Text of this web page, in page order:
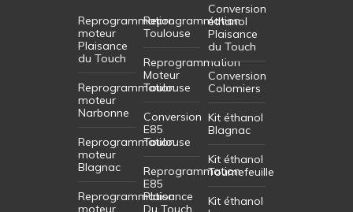
Reprogrammation
moteur
Plaisance
du Touch
Reprogrammation
moteur
Narbonne
Reprogrammation
moteur
Blagnac
Reprogrammation
moteur
Reprogrammation
Toulouse
Reprogrammation
Moteur
Toulouse
Conversion
E85
Toulouse
Reprogrammation
E85
Plaisance
Du Touch
Conversion
éthanol
Plaisance
du Touch
Conversion
Colomiers
Kit éthanol
Blagnac
Kit éthanol
Tournefeuille
Kit éthanol